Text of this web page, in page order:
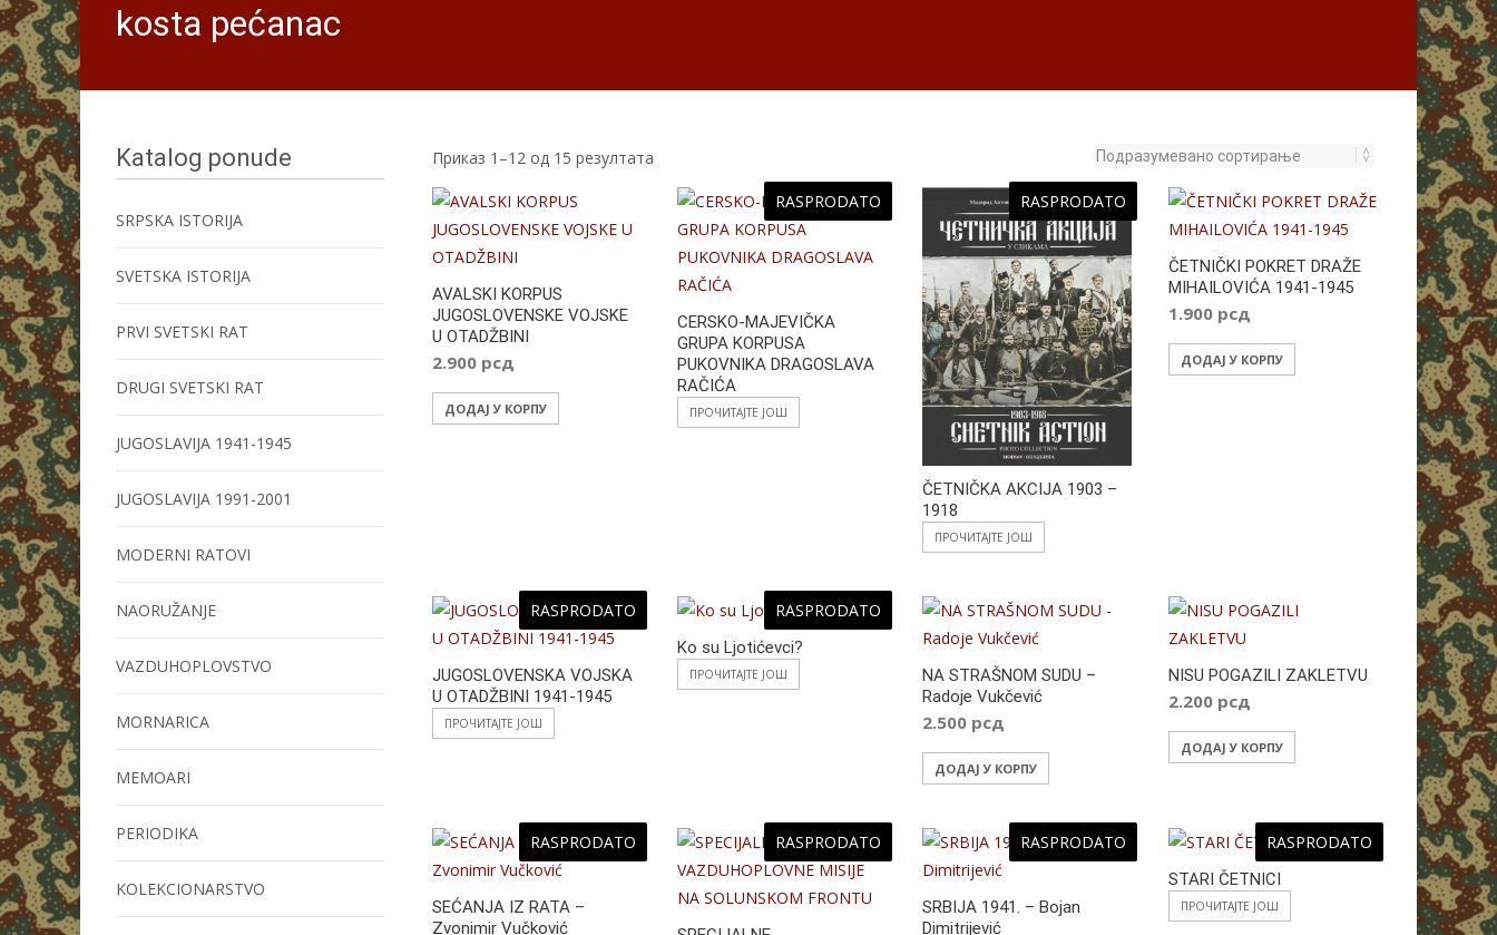
kosta pećanac
Приказ 1–12 од 15 резултата
AVALSKI KORPUS
JUGOSLOVENSKE VOJSKE
U OTADŽBINI
2.900 рсд
ДОДАЈ У КОРПУ
RASPRODATO
CERSKO-MAJEVIČKA
GRUPA KORPUSA
PUKOVNIKA DRAGOSLAVA
RAČIĆA
ПРОЧИТАЈТЕ ЈОШ
RASPRODATO
ČETNIČKA AKCIJA 1903 –
1918
ПРОЧИТАЈТЕ ЈОШ
ČETNIČKI POKRET DRAŽE
MIHAILOVIĆA 1941-1945
1.900 рсд
ДОДАЈ У КОРПУ
RASPRODATO
JUGOSLOVENSKA VOJSKA
U OTADŽBINI 1941-1945
ПРОЧИТАЈТЕ ЈОШ
RASPRODATO
Ko su Ljotićevci?
ПРОЧИТАЈТЕ ЈОШ
NA STRAŠNOM SUDU –
Radoje Vukčević
2.500 рсд
ДОДАЈ У КОРПУ
NISU POGAZILI ZAKLETVU
2.200 рсд
ДОДАЈ У КОРПУ
RASPRODATO
SEĆANJA IZ RATA –
Zvonimir Vučković
RASPRODATO RASPRODATO
SRBIJA 1941. – Bojan
Dimitrijević
RASPRODATO
STARI ČETNICI
ПРОЧИТАЈТЕ ЈОШ
Katalog ponude
SRPSKA ISTORIJA
SVETSKA ISTORIJA
PRVI SVETSKI RAT
DRUGI SVETSKI RAT
JUGOSLAVIJA 1941-1945
JUGOSLAVIJA 1991-2001
MODERNI RATOVI
NAORUŽANJE
VAZDUHOPLOVSTVO
MORNARICA
MEMOARI
PERIODIKA
KOLEKCIONARSTVO